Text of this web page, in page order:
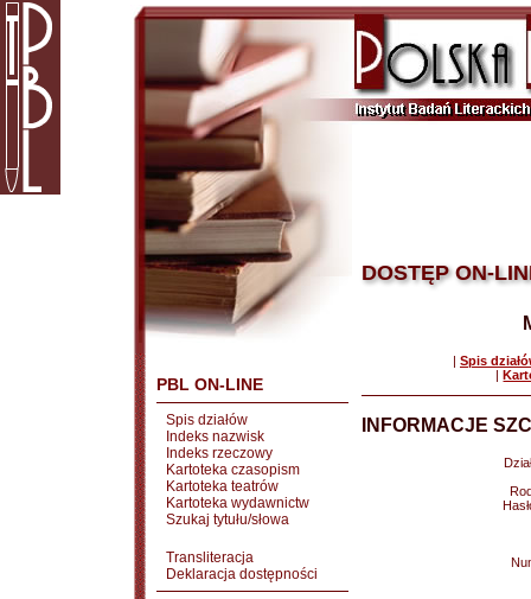
PBL ON-LINE
Spis działów
Indeks nazwisk
Indeks rzeczowy
Kartoteka czasopism
Kartoteka teatrów
Kartoteka wydawnictw
Szukaj tytułu/słowa
Transliteracja
Deklaracja dostępności
DOSTĘP ON-
| Spis
|
INFORMACJE